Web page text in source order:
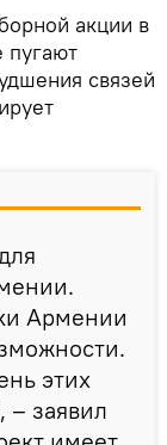
акции в
пугают
связей
Армении
этих
– заявил